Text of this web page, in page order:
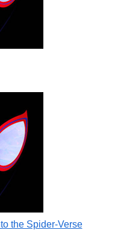
the Spider-Verse